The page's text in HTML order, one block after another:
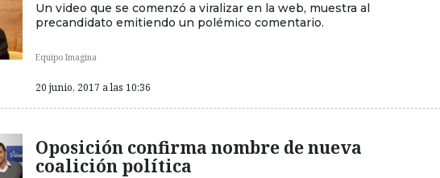
Un video que se comenzó a viralizar en la web, muestra al
precandidato emitiendo un polémico comentario.
Equipo Imagina
20 junio, 2017 a las 10:36
Oposición confirma nombre de nueva
coalición política